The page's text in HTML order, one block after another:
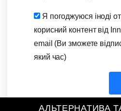
Я погоджуюся іноді
корисний контент від
email (Ви зможете
який час)
АЛЬТЕРНАТИВА